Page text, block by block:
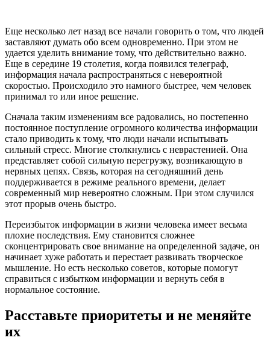
Еще несколько лет назад все начали говорить о том, что людей
заставляют думать обо всем одновременно. При этом не
удается уделить внимание тому, что действительно важно.
Еще в середине 19 столетия, когда появился телеграф,
информация начала распространяться с невероятной
скоростью. Происходило это намного быстрее, чем человек
принимал то или иное решение.
Сначала таким изменениям все радовались, но постепенно
постоянное поступление огромного количества информации
стало приводить к тому, что люди начали испытывать
сильный стресс. Многие столкнулись с неврастенией. Она
представляет собой сильную перегрузку, возникающую в
нервных цепях. Связь, которая на сегодняшний день
поддерживается в режиме реального времени, делает
современный мир невероятно сложным. При этом случился
этот прорыв очень быстро.
Переизбыток информации в жизни человека имеет весьма
плохие последствия. Ему становится сложнее
сконцентрировать свое внимание на определенной задаче, он
начинает хуже работать и перестает развивать творческое
мышление. Но есть несколько советов, которые помогут
справиться с избытком информации и вернуть себя в
нормальное состояние.
Расставьте приоритеты и не меняйте
их